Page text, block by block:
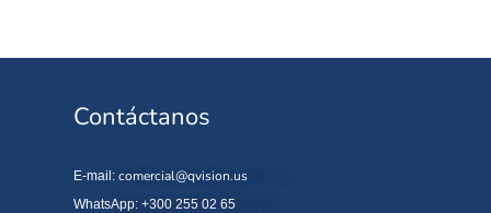
Contáctanos
E-mail: comercial@qvision.us
WhatsApp: +300 255 02 65